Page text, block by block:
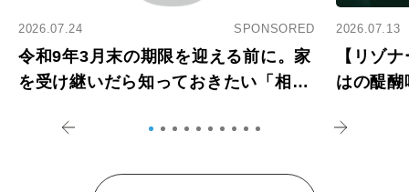
2026.07.24 SPONSORED
令和9年3月末の期限を迎える前に。家
を受け継いだら知っておきたい「相続
2026.07.13
【リゾ
はの醍